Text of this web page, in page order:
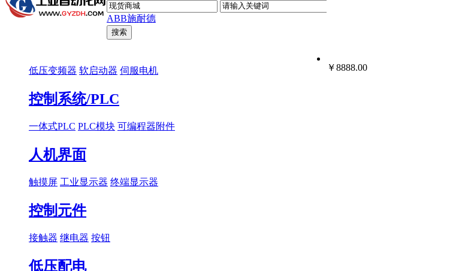
ABB施耐德
低压变频器 软启动器 伺服电机
控制系统/PLC
一体式PLC PLC模块 可编程器附件
人机界面
触摸屏 工业显示器 终端显示器
控制元件
接触器 继电器 按钮
低压配电
￥8888.00